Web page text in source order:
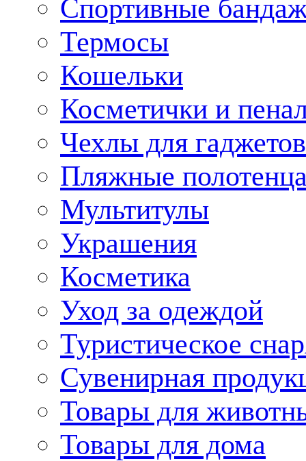
Спортивные
Термосы
Кошельки
Косметички и
Чехлы для гаджетов
Пляжные
Мультитулы
Украшения
Косметика
Уход за одеждой
Туристическое
Сувенирная
Товары для
Товары для дома